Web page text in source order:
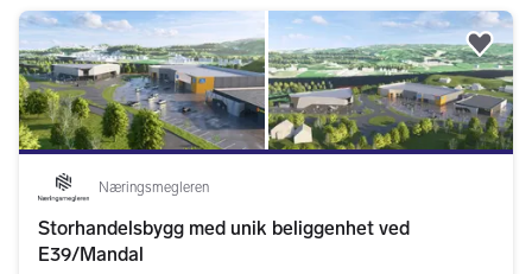
Næringsmegleren
Storhandelsbygg med unik beliggenhet ved
E39/Mandal